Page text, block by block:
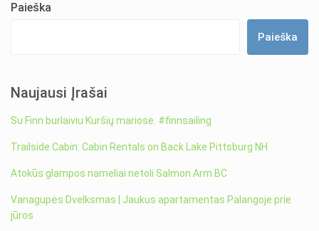
Paieška
Paieška
Naujausi Įrašai
Su Finn burlaiviu Kuršių mariose. #finnsailing
Trailside Cabin: Cabin Rentals on Back Lake Pittsburg NH
Atokūs glampos nameliai netoli Salmon Arm BC
Vanagupės Dvelksmas | Jaukus apartamentas Palangoje prie
jūros